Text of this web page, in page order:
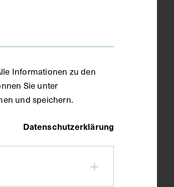
Informationen zu den
Sie unter
und speichern.
Datenschutzerklärung